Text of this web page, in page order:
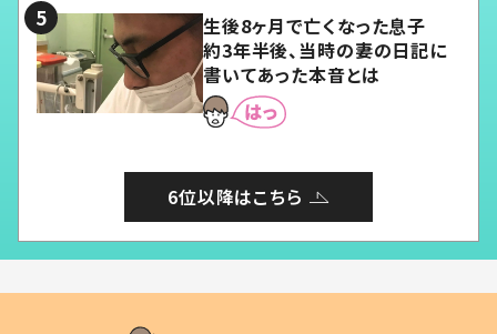
生後8ヶ月で亡くなった息子
約3年半後、当時の妻の日記に
書いてあった本音とは
6位以降はこちら